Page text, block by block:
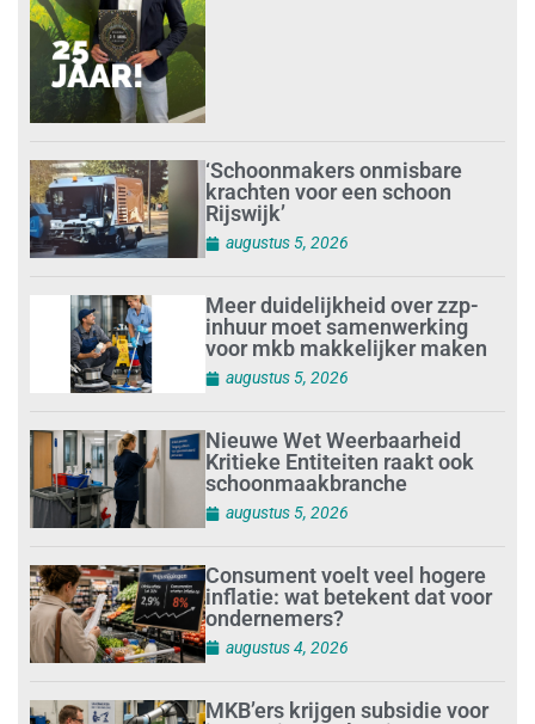
‘Schoonmakers onmisbare
krachten voor een schoon
Rijswijk’
augustus 5, 2026
Meer duidelijkheid over zzp-
inhuur moet samenwerking
voor mkb makkelijker maken
augustus 5, 2026
Nieuwe Wet Weerbaarheid
Kritieke Entiteiten raakt ook
schoonmaakbranche
augustus 5, 2026
Consument voelt veel hogere
inflatie: wat betekent dat voor
ondernemers?
augustus 4, 2026
MKB’ers krijgen subsidie voor